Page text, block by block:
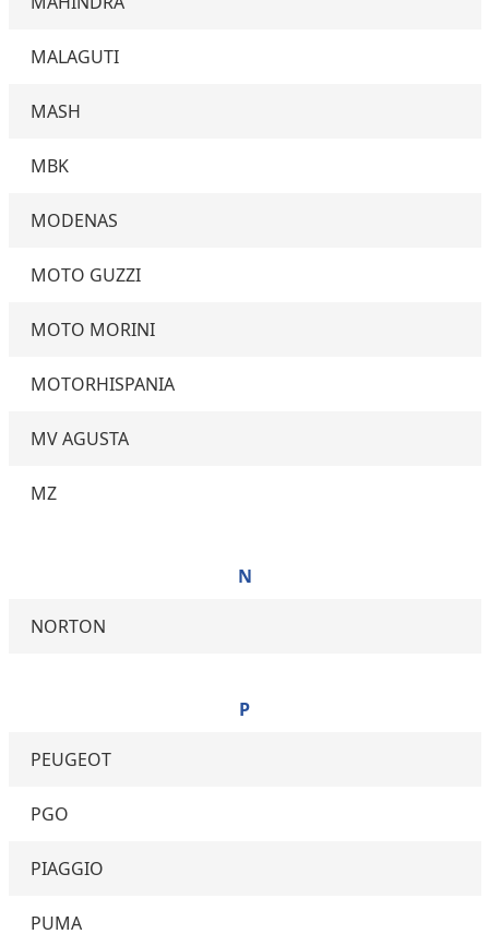
MALAGUTI
MASH
MBK
MODENAS
MOTO GUZZI
MOTO MORINI
MOTORHISPANIA
MV AGUSTA
MZ
N
NORTON
P
PEUGEOT
PGO
PIAGGIO
PUMA